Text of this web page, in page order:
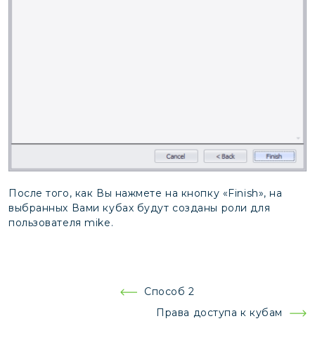
После того, как Вы нажмете на кнопку «Finish», на
выбранных Вами кубах будут созданы роли для
пользователя mike.
Способ 2
Права доступа к кубам